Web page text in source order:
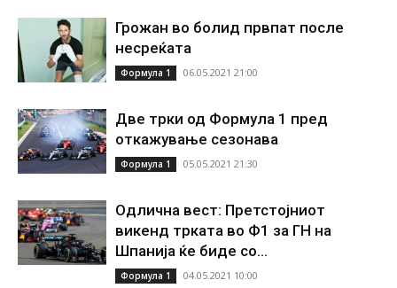
Грожан во болид првпат после
несреќата
Формула 1 06.05.2021 21:00
Две трки од Формула 1 пред
откажување сезонава
Формула 1 05.05.2021 21:30
Одлична вест: Претстојниот
викенд трката во Ф1 за ГН на
Шпанија ќе биде со...
Формула 1 04.05.2021 10:00